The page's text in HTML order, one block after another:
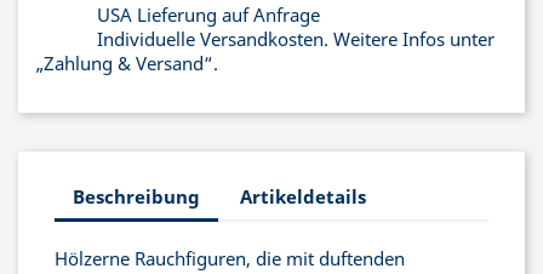
USA Lieferung auf Anfrage
Individuelle Versandkosten. Weitere Infos unter
„Zahlung & Versand“.
Beschreibung Artikeldetails
Hölzerne Rauchfiguren, die mit duftenden